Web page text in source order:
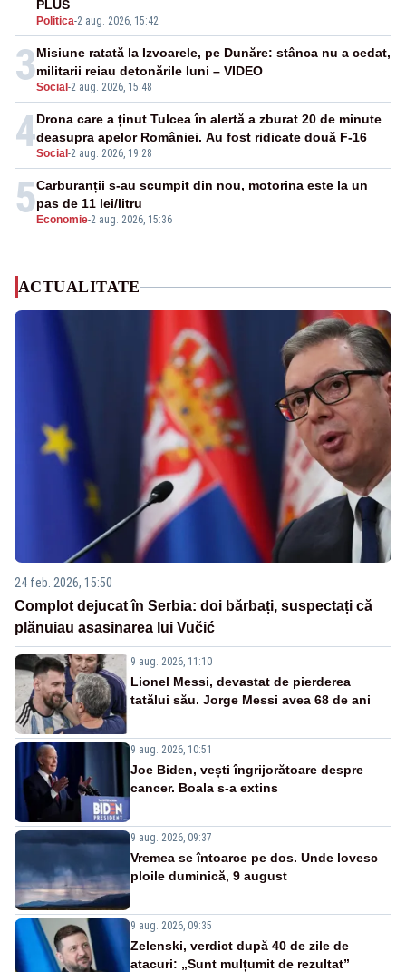
Politica-2 aug. 2026, 15:42
PLUS
3Social -2 aug. 2026, 15:48
Misiune ratată la Izvoarele, pe Dunăre: stânca nu a cedat,
militarii reiau detonările luni – VIDEO
4Social -2 aug. 2026, 19:28
Drona care a ținut Tulcea în alertă a zburat 20 de minute
deasupra apelor României. Au fost ridicate două F-16
5 Economie-2 aug. 2026, 15:36
Carburanții s-au scumpit din nou, motorina este la un
pas de 11 lei/litru
ACTUALITATE
24 feb. 2026, 15:50
Complot dejucat în Serbia: doi bărbați, suspectați că
plănuiau asasinarea lui Vučić
9 aug. 2026, 11:10
Lionel Messi, devastat de pierderea
tatălui său. Jorge Messi avea 68 de ani
9 aug. 2026, 10:51
Joe Biden, vești îngrijorătoare despre
cancer. Boala s-a extins
9 aug. 2026, 09:37
Vremea se întoarce pe dos. Unde lovesc
ploile duminică, 9 august
9 aug. 2026, 09:35
Zelenski, verdict după 40 de zile de
atacuri: „Sunt mulțumit de rezultat”